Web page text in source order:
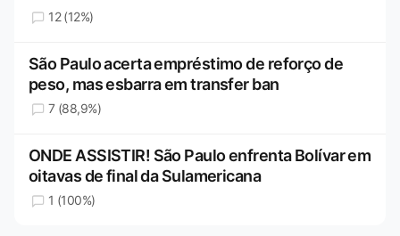
12 (12%)
São Paulo acerta empréstimo de reforço de
peso, mas esbarra em transfer ban
7 (88,9%)
ONDE ASSISTIR! São Paulo enfrenta Bolívar em
oitavas de final da Sulamericana
1 (100%)